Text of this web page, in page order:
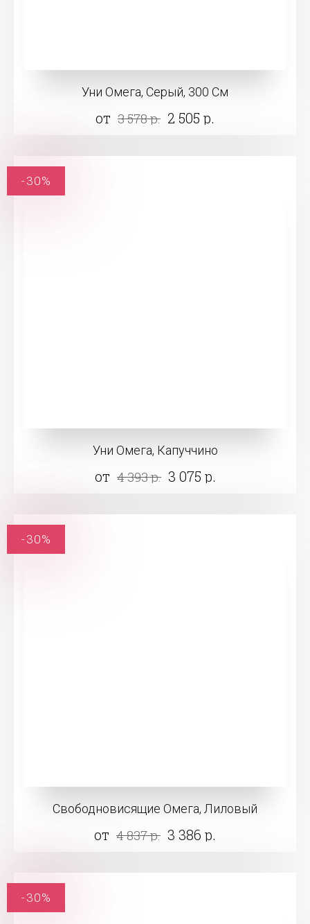
Уни Омега, Серый, 300 См
от 3 578 р. 2 505 р.
Уни Омега, Капуччино
от 4 393 р. 3 075 р.
-30%
Свободновисящие Омега, Лиловый
от 4 837 р. 3 386 р.
-30%
-30%